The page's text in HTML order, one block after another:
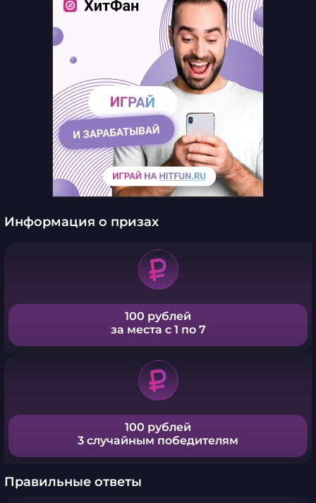
Информация о призах
100 рублей
за места с 1 по 7
100 рублей
3 случайным победителям
Правильные ответы